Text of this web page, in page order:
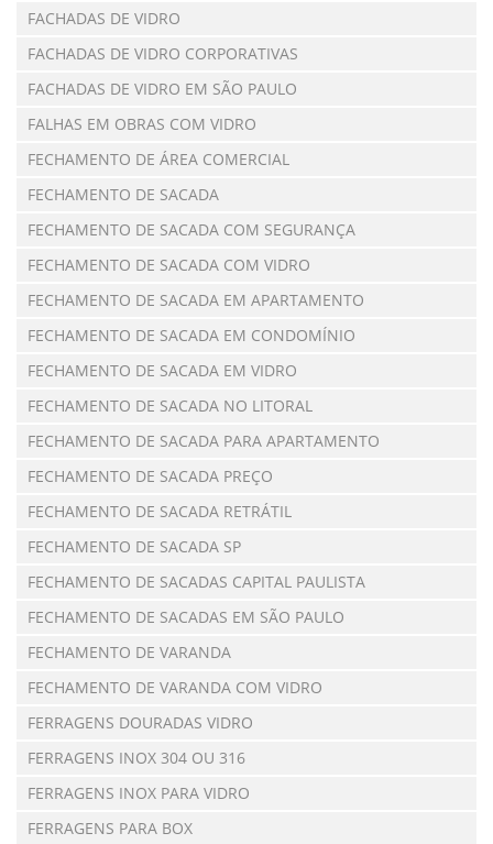
FACHADAS DE VIDRO
FACHADAS DE VIDRO CORPORATIVAS
FACHADAS DE VIDRO EM SÃO PAULO
FALHAS EM OBRAS COM VIDRO
FECHAMENTO DE ÁREA COMERCIAL
FECHAMENTO DE SACADA
FECHAMENTO DE SACADA COM SEGURANÇA
FECHAMENTO DE SACADA COM VIDRO
FECHAMENTO DE SACADA EM APARTAMENTO
FECHAMENTO DE SACADA EM CONDOMÍNIO
FECHAMENTO DE SACADA EM VIDRO
FECHAMENTO DE SACADA NO LITORAL
FECHAMENTO DE SACADA PARA APARTAMENTO
FECHAMENTO DE SACADA PREÇO
FECHAMENTO DE SACADA RETRÁTIL
FECHAMENTO DE SACADA SP
FECHAMENTO DE SACADAS CAPITAL PAULISTA
FECHAMENTO DE SACADAS EM SÃO PAULO
FECHAMENTO DE VARANDA
FECHAMENTO DE VARANDA COM VIDRO
FERRAGENS DOURADAS VIDRO
FERRAGENS INOX 304 OU 316
FERRAGENS INOX PARA VIDRO
FERRAGENS PARA BOX